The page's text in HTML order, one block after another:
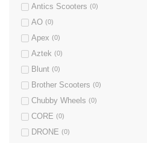
Antics Scooters (0)
AO (0)
Apex (0)
Aztek (0)
Blunt (0)
Brother Scooters (0)
Chubby Wheels (0)
CORE (0)
DRONE (0)